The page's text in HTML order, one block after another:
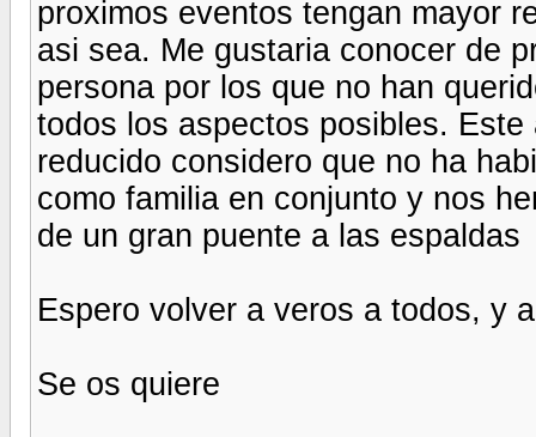
proximos eventos tengan mayor
asi sea. Me gustaria conocer de
persona por los que no han
todos los aspectos posibles.
reducido considero que no ha
como familia en conjunto y nos
de un gran puente a las espaldas
Espero volver a veros a todos, y
Se os quiere